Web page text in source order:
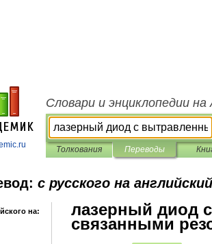
Словари и энциклопедии на
Толкования Переводы
с русского на английский
на: лазерный диод
связанными